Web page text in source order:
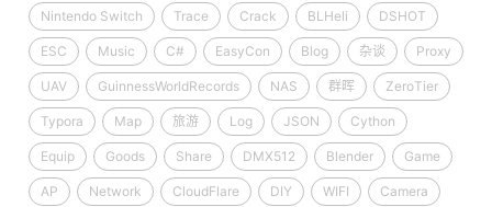
Nintendo Switch Trace Crack BLHeli DSHOT
ESC Music C# EasyCon Blog 杂谈 Proxy
UAV GuinnessWorldRecords NAS 群晖 ZeroTier
Typora Map 旅游 Log JSON Cython
Equip Goods Share DMX512 Blender Game
AP Network CloudFlare DIY WIFI Camera